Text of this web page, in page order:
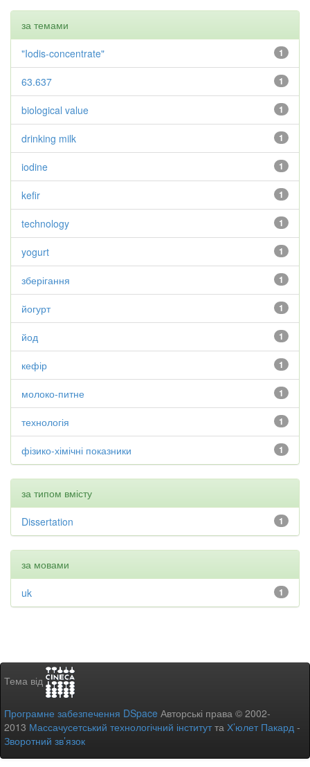
за темами
1
"Iodis-concentrate"
1
63.637
1
biological value
1
drinking milk
1
iodine
1
kefir
1
technology
1
yogurt
1
зберігання
1
йогурт
1
йод
1
кефір
1
молоко-питне
1
технологія
1
фізико-хімічні показники
за типом вмісту
1
Dissertation
за мовами
1
uk
Тема від
Програмне забезпечення DSpace Авторські права © 2002-
2013 Массачусетський технологічний інститутта Х’юлет Пакард -
Зворотний зв’язок